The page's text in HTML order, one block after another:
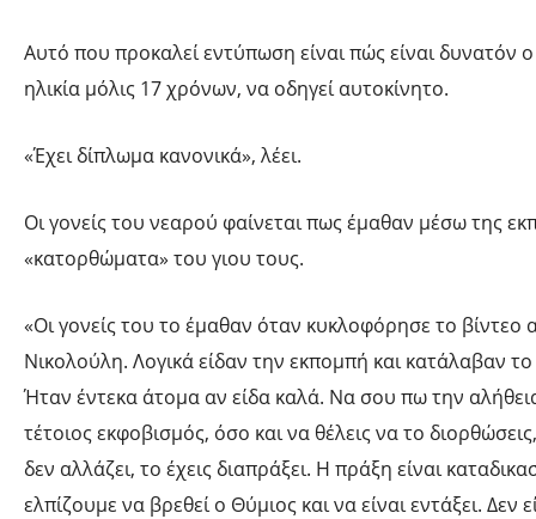
Αυτό που προκαλεί εντύπωση είναι πώς είναι δυνατόν
ηλικία μόλις 17 χρόνων, να οδηγεί αυτοκίνητο.
«Έχει δίπλωμα κανονικά», λέει.
Οι γονείς του νεαρού φαίνεται πως έμαθαν μέσω της
«κατορθώματα» του γιου τους.
«Οι γονείς του το έμαθαν όταν κυκλοφόρησε το βίντεο
Νικολούλη. Λογικά είδαν την εκπομπή και κατάλαβαν
Ήταν έντεκα άτομα αν είδα καλά. Να σου πω την
τέτοιος εκφοβισμός, όσο και να θέλεις να το
δεν αλλάζει, το έχεις διαπράξει. Η πράξη είναι
ελπίζουμε να βρεθεί ο Θύμιος και να είναι εντάξει. Δεν